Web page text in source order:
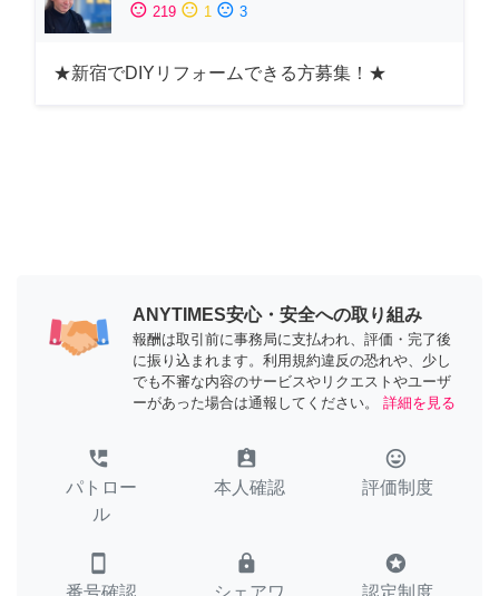
sentiment_satisfied 219 sentiment_neutral 1 sentiment_dissatisfied 3
★新宿でDIYリフォームできる方募集！★
ANYTIMES安心・安全への取り組み
報酬は取引前に事務局に支払われ、評価・完了後
に振り込まれます。利用規約違反の恐れや、少し
でも不審な内容のサービスやリクエストやユーザ
ーがあった場合は通報してください。
詳細を見る
perm_phone_msg
パトロー
ル
assignment_ind
本人確認
tag_faces
評価制度
smartphone
番号確認
lock
シェアワ
stars
認定制度